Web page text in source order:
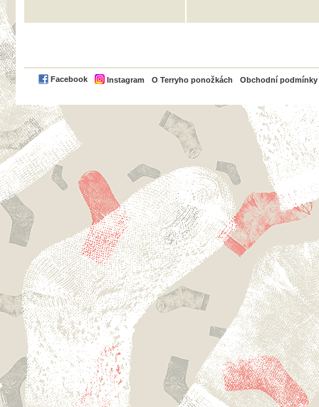
Facebook Instagram O Terryho ponožkách Obchodní podmínky
PayPal